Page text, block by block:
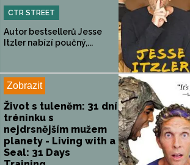
CTR STREET
Autor bestsellerů Jesse
Itzler nabízí poučný,...
Zobrazit
Život s tuleněm: 31 dní
tréninku s
nejdrsnějším mužem
planety - Living with a
Seal: 31 Days